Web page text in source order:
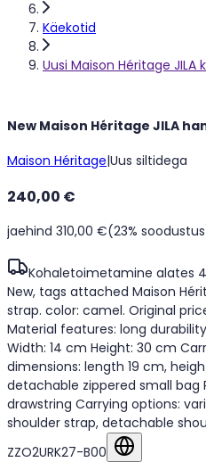
Käekotid
Uusi Maison Héritage JILA
New Maison Héritage JILA
Maison Héritage|Uus siltidega
New, tags attached Maison
strap. color: camel. Original
Material features: long
Width: 14 cm Height: 30 cm
dimensions: length 19 cm,
detachable zippered small bag
drawstring Carrying options:
shoulder strap, detachable
ZZO2URK27-B00
240,00 €
jaehind 310,00 €(23%
Kohaletoimetamine alates